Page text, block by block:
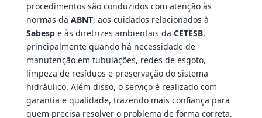
procedimentos são conduzidos com atenção às
normas da ABNT, aos cuidados relacionados à
Sabespe às diretrizes ambientais da CETESB,
principalmente quando há necessidade de
manutenção em tubulações, redes de esgoto,
limpeza de resíduos e preservação do sistema
hidráulico. Além disso, o serviço é realizado com
garantia e qualidade, trazendo mais confiança para
quem precisa resolver o problema de forma correta.